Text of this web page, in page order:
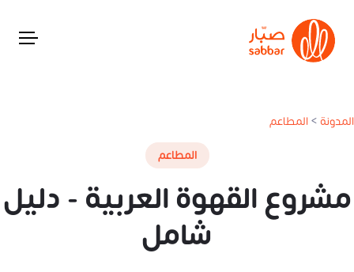
المدونة>المطاعم
المطاعم
مشروع القهوة العربية - دليل
شامل